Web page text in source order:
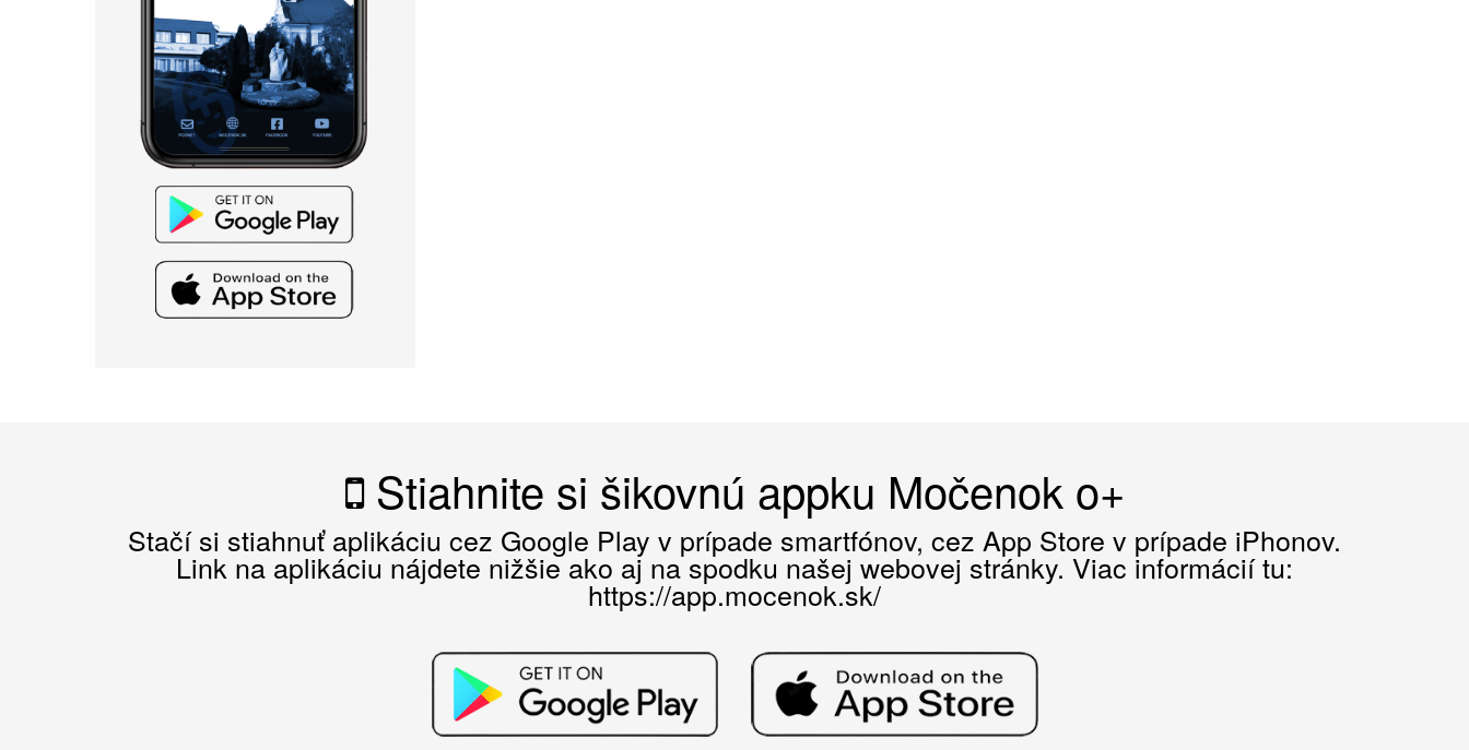
Stiahnite si šikovnú appku Močenok o+
Stačí si stiahnuť aplikáciu cez Google Play v prípade smartfónov, cez App Store v prípade iPhonov.
Link na aplikáciu nájdete nižšie ako aj na spodku našej webovej stránky. Viac informácií tu:
https://app.mocenok.sk/